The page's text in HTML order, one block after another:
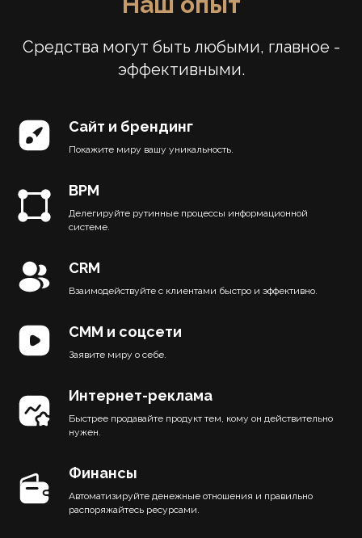
Средства могут быть любыми, главное -
эффективными.
Сайт и брендинг
Покажите миру вашу уникальность.
BPM
Делегируйте рутинные процессы информационной
системе.
CRM
Взаимодействуйте с клиентами быстро и эффективно.
СММ и соцсети
Заявите миру о себе.
Интернет-реклама
Быстрее продавайте продукт тем, кому он действительно
нужен.
Финансы
Автоматизируйте денежные отношения и правильно
распоряжайтесь ресурсами.